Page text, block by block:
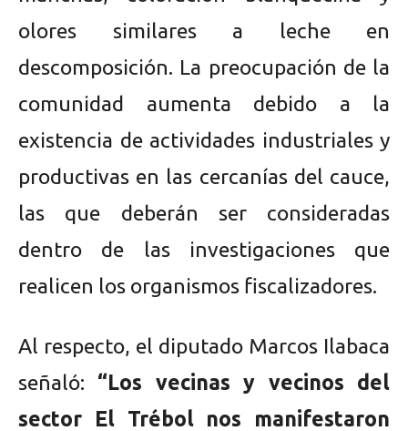
olores similares a leche en
descomposición. La preocupación de la
comunidad aumenta debido a la
existencia de actividades industriales y
productivas en las cercanías del cauce,
las que deberán ser consideradas
dentro de las investigaciones que
realicen los organismos fiscalizadores.
Al respecto, el diputado Marcos Ilabaca
señaló: “Los vecinas y vecinos del
sector El Trébol nos manifestaron